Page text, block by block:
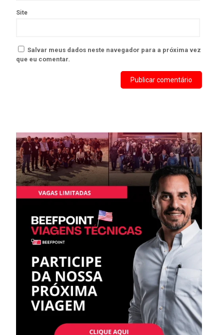
Site
Salvar meus dados neste navegador para a próxima vez
que eu comentar.